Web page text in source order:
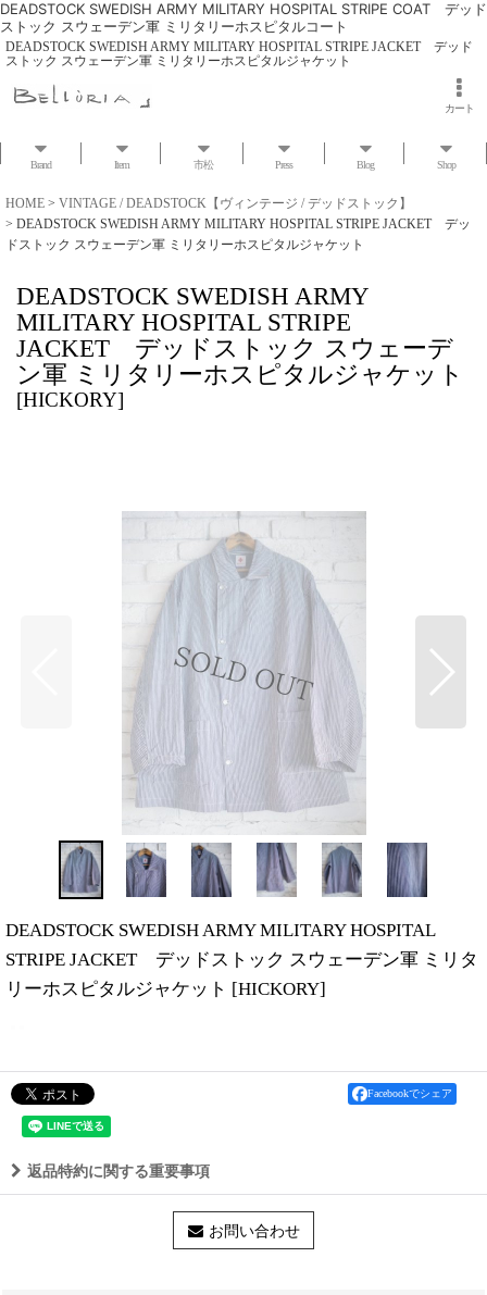
DEADSTOCK SWEDISH ARMY MILITARY HOSPITAL STRIPE COAT デッド
ストック スウェーデン軍 ミリタリーホスピタルコート
DEADSTOCK SWEDISH ARMY MILITARY HOSPITAL STRIPE JACKET デッド
ストック スウェーデン軍 ミリタリーホスピタルジャケット
カート
Brand Item 市松 Press Blog Shop
HOME > VINTAGE / DEADSTOCK【ヴィンテージ / デッドストック】
> DEADSTOCK SWEDISH ARMY MILITARY HOSPITAL STRIPE JACKET デッ
ドストック スウェーデン軍 ミリタリーホスピタルジャケット
DEADSTOCK SWEDISH ARMY
MILITARY HOSPITAL STRIPE
JACKET デッドストック スウェーデ
ン軍 ミリタリーホスピタルジャケット
[HICKORY]
DEADSTOCK SWEDISH ARMY MILITARY HOSPITAL
STRIPE JACKET デッドストック スウェーデン軍 ミリタ
リーホスピタルジャケット [HICKORY]
Facebookでシェア
返品特約に関する重要事項
お問い合わせ